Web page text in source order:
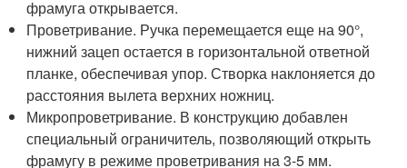
фрамуга открывается.
Проветривание. Ручка перемещается еще на 90°,
нижний зацеп остается в горизонтальной ответной
планке, обеспечивая упор. Створка наклоняется до
расстояния вылета верхних ножниц.
Микропроветривание. В конструкцию добавлен
специальный ограничитель, позволяющий открыть
фрамугу в режиме проветривания на 3-5 мм.